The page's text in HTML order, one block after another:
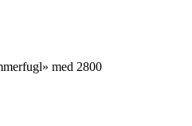
med 2800